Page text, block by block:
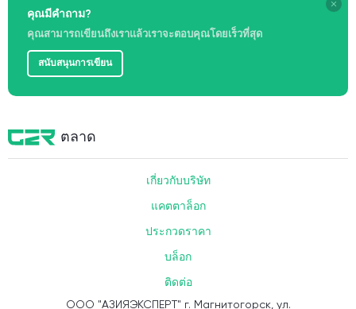
ในการจัดส่งในหลายวิธีเลือกตัวเลือกที่ดีที่สุด;
6. เราเปลี่ยนเส้นทางไปยังการจัดส่ง
!!! มันประหยัดมากขึ้นในการส่งสินค้าจากประเทศจีนไปยัง
!!!สำคัญ:
รัสเซีย หากผลิตภัณฑ์ในภาพไม่ตรงกับสิ่งที่คุณซื้อเราจะช่วยให้
เสี่ยงประหยัดเงินของคุณและมีความมั่นใจในผลิตภัณฑ์ที่ซื้อ
คุณมีคำถาม?
คุณสามารถเขียนถึงเราแล้วเราจะตอบคุณโดยเร็วที่สุด
สนับสนุนการเขียน
ตลาด
เกี่ยวกับบริษัท
แคตตาล็อก
ประกวดราคา
บล็อก
ติดต่อ
ООО "АЗИЯЭКСПЕРТ" г. Магнитогорск, ул.